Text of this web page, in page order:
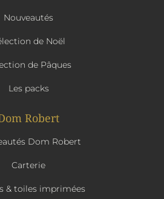
Nouveautés
de Noël
de Pâques
Les packs
Robert
Dom Robert
Carterie
& toiles imprimées